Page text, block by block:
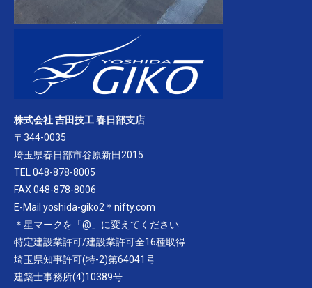
株式会社 吉田技工 春日部支店
〒344-0035
埼玉県春日部市谷原新田2015
TEL 048-878-8005
FAX 048-878-8006
E-Mail yoshida-giko2＊nifty.com
＊星マークを「@」に変えてください
特定建設業許可/建設業許可全16種取得
埼玉県知事許可(特-2)第64041号
建築士事務所(4)10389号